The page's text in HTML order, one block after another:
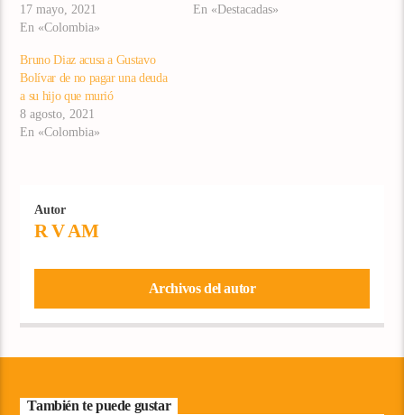
17 mayo, 2021
En «Colombia»
En «Destacadas»
Bruno Diaz acusa a Gustavo
Bolívar de no pagar una deuda
a su hijo que murió
8 agosto, 2021
En «Colombia»
Autor
R V AM
Archivos del autor
También te puede gustar